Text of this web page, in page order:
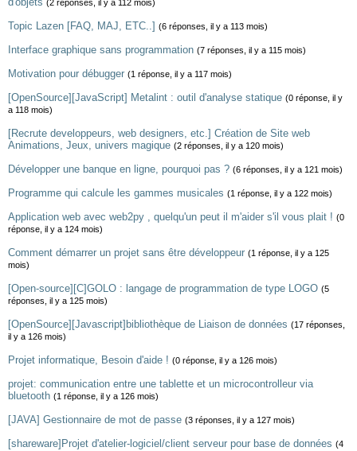
(2 réponses, il y a 112 mois)
Topic Lazen [FAQ, MAJ, ETC..] (6 réponses, il y a 113 mois)
Interface graphique sans programmation (7 réponses, il y a 115 mois)
Motivation pour débugger (1 réponse, il y a 117 mois)
[OpenSource][JavaScript] Metalint : outil d'analyse statique (0 réponse, il y
a 118 mois)
[Recrute developpeurs, web designers, etc.] Création de Site web
Animations, Jeux, univers magique (2 réponses, il y a 120 mois)
Développer une banque en ligne, pourquoi pas ? (6 réponses, il y a 121 mois)
Programme qui calcule les gammes musicales (1 réponse, il y a 122 mois)
Application web avec web2py , quelqu'un peut il m'aider s'il vous plait ! (0
réponse, il y a 124 mois)
Comment démarrer un projet sans être développeur (1 réponse, il y a 125
mois)
[Open-source][C]GOLO : langage de programmation de type LOGO (5
réponses, il y a 125 mois)
[OpenSource][Javascript]bibliothèque de Liaison de données (17 réponses,
il y a 126 mois)
Projet informatique, Besoin d'aide ! (0 réponse, il y a 126 mois)
projet: communication entre une tablette et un microcontrolleur via
bluetooth (1 réponse, il y a 126 mois)
[JAVA] Gestionnaire de mot de passe (3 réponses, il y a 127 mois)
[shareware]Projet d'atelier-logiciel/client serveur pour base de données (4